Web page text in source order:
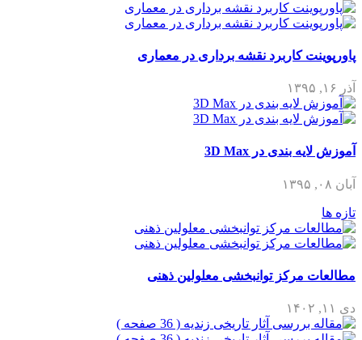
پاورپوینت کاربرد نقشه برداری در معماری
آذر ۱۶, ۱۳۹۵
آموزش لایه بندی در 3D Max
آبان ۰۸, ۱۳۹۵
تازه ها
مطالعات مرکز توانبخشی معلولین ذهنی
دی ۱۱, ۱۴۰۲